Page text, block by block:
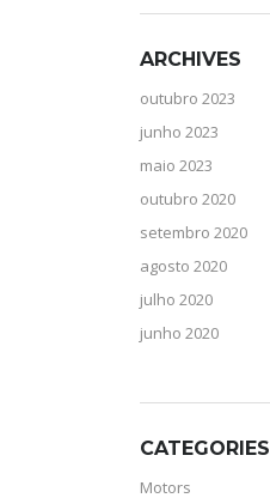
ARCHIVES
outubro 2023
junho 2023
maio 2023
outubro 2020
setembro 2020
agosto 2020
julho 2020
junho 2020
CATEGORIES
Motors